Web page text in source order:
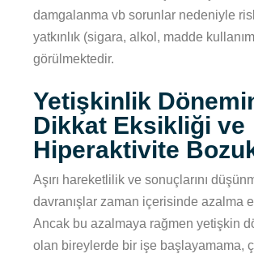
damgalanma vb sorunlar nedeniyle
yatkınlık (sigara, alkol, madde
görülmektedir.
Yetişkinlik
Dikkat Eksikliği ve
Hiperaktivite
Aşırı hareketlilik ve sonuçlarını
davranışlar zaman içerisinde azalma
Ancak bu azalmaya rağmen yetişkin
olan bireylerde bir işe başlayamama,